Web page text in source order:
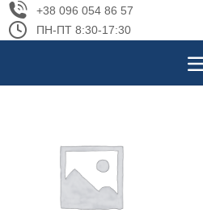
+38 096 054 86 57
ПН-ПТ 8:30-17:30